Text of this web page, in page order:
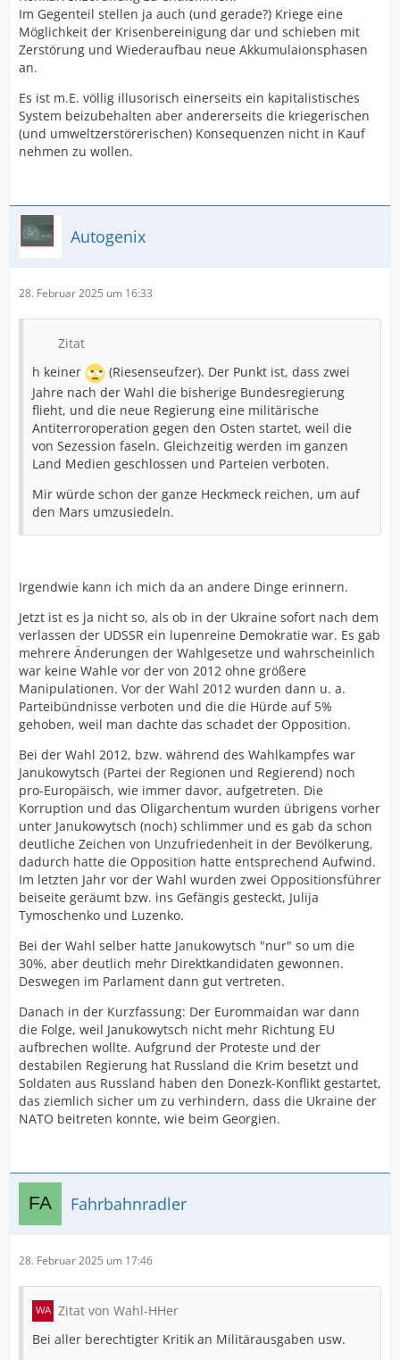
Im Gegenteil stellen ja auch (und gerade?) Kriege eine
Möglichkeit der Krisenbereinigung dar und schieben mit
Zerstörung und Wiederaufbau neue Akkumulaionsphasen
an.
Es ist m.E. völlig illusorisch einerseits ein kapitalistisches
System beizubehalten aber andererseits die kriegerischen
(und umweltzerstörerischen) Konsequenzen nicht in Kauf
nehmen zu wollen.
Autogenix
28. Februar 2025 um 16:33
Zitat
h keiner
(Riesenseufzer). Der Punkt ist, dass zwei
Jahre nach der Wahl die bisherige Bundesregierung
flieht, und die neue Regierung eine militärische
Antiterroroperation gegen den Osten startet, weil die
von Sezession faseln. Gleichzeitig werden im ganzen
Land Medien geschlossen und Parteien verboten.
Mir würde schon der ganze Heckmeck reichen, um auf
den Mars umzusiedeln.
Irgendwie kann ich mich da an andere Dinge erinnern.
Jetzt ist es ja nicht so, als ob in der Ukraine sofort nach dem
verlassen der UDSSR ein lupenreine Demokratie war. Es gab
mehrere Änderungen der Wahlgesetze und wahrscheinlich
war keine Wahle vor der von 2012 ohne größere
Manipulationen. Vor der Wahl 2012 wurden dann u. a.
Parteibündnisse verboten und die die Hürde auf 5%
gehoben, weil man dachte das schadet der Opposition.
Bei der Wahl 2012, bzw. während des Wahlkampfes war
Janukowytsch (Partei der Regionen und Regierend) noch
pro-Europäisch, wie immer davor, aufgetreten. Die
Korruption und das Oligarchentum wurden übrigens vorher
unter Janukowytsch (noch) schlimmer und es gab da schon
deutliche Zeichen von Unzufriedenheit in der Bevölkerung,
dadurch hatte die Opposition hatte entsprechend Aufwind.
Im letzten Jahr vor der Wahl wurden zwei Oppositionsführer
beiseite geräumt bzw. ins Gefängis gesteckt, Julija
Tymoschenko und Luzenko.
Bei der Wahl selber hatte Janukowytsch "nur" so um die
30%, aber deutlich mehr Direktkandidaten gewonnen.
Deswegen im Parlament dann gut vertreten.
Danach in der Kurzfassung: Der Eurommaidan war dann
die Folge, weil Janukowytsch nicht mehr Richtung EU
aufbrechen wollte. Aufgrund der Proteste und der
destabilen Regierung hat Russland die Krim besetzt und
Soldaten aus Russland haben den Donezk-Konflikt gestartet,
das ziemlich sicher um zu verhindern, dass die Ukraine der
NATO beitreten konnte, wie beim Georgien.
Fahrbahnradler
28. Februar 2025 um 17:46
Zitat von Wahl-HHer
Bei aller berechtigter Kritik an Militärausgaben usw.